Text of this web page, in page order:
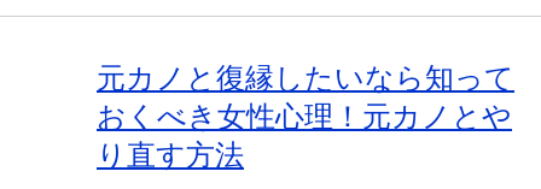
元カノと復縁したいなら知って
おくべき女性心理！元カノとや
り直す方法